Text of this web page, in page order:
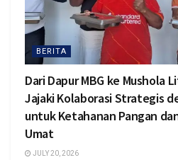
BERITA
Dari Dapur MBG ke Mushola
Jajaki Kolaborasi Strategis
untuk Ketahanan Pangan
Umat
JULY 20, 2026